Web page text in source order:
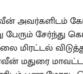
அவர்களிடம்
பேரும் சேர்ந்து
மிரட்டல்
மதுரை